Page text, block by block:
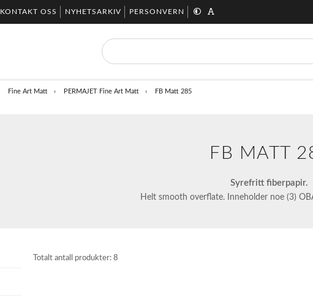
KONTAKT OSS NYHETSARKIV PERSONVERN
Fine Art Matt PERMAJET Fine Art Matt FB Matt 285
FB MATT
Syrefritt fiberpapir.
Helt smooth overflate. Inneholder noe (3)
Totalt antall produkter: 8